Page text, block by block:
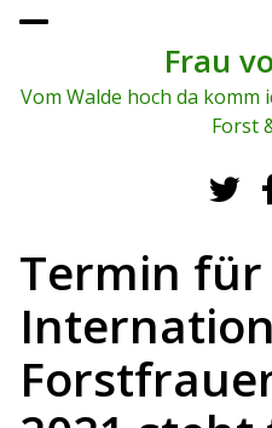
To
me
Frau
Vom Walde hoch da komm
Forst
Termin für